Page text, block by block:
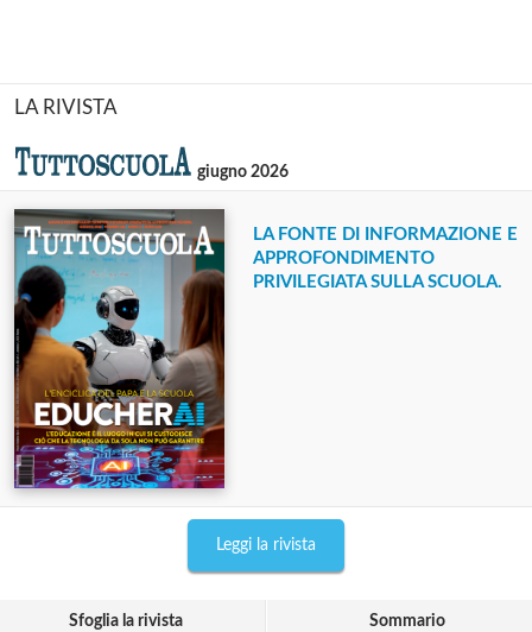
LA RIVISTA
giugno 2026
LA FONTE DI INFORMAZIONE E
APPROFONDIMENTO
PRIVILEGIATA SULLA SCUOLA.
Leggi la rivista
Sfoglia la rivista Sommario